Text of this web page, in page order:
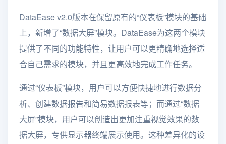
DataEase v2.0版本在保留原有的“仪表板”模块的基础
上，新增了“数据大屏”模块。DataEase为这两个模块
提供了不同的功能特性，让用户可以更精确地选择适
合自己需求的模块，并且更高效地完成工作任务。
通过“仪表板”模块，用户可以方便快捷地进行数据分
析、创建数据报告和简易数据报表等；而通过“数据
大屏”模块，用户可以创造出更加注重视觉效果的数
据大屏，专供显示器终端展示使用。这种差异化的设